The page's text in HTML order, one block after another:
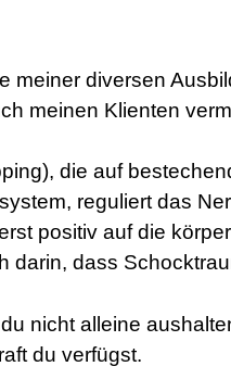
meiner diversen
meinen Klienten
die auf
reguliert das
positiv auf die
darin, dass
nicht alleine
du verfügst.